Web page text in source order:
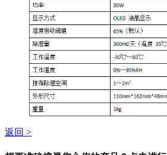
返回 >